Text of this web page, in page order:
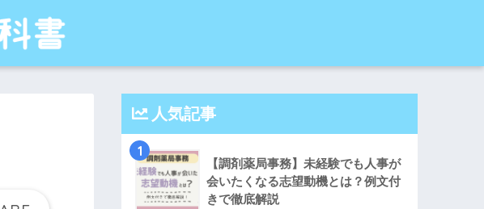
人気記事
1
【調剤薬局事務】未経験でも人事が
会いたくなる志望動機とは？例文付
きで徹底解説